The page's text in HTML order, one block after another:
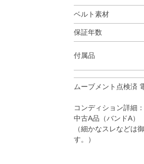
ベルト素材
保証年数
付属品
ムーブメント点検済
コンディション詳細
中古A品（バンドA）
（細かなスレなどは
す。）